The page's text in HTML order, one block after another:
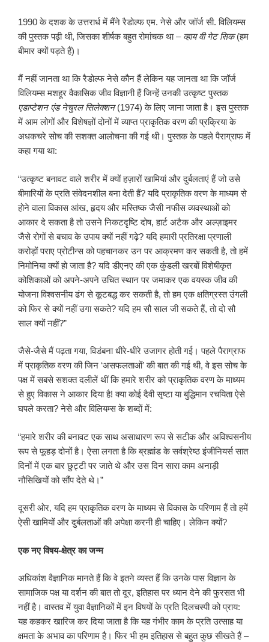
1990 के दशक के उत्तरार्ध में मैंने रैडोल्फ एम. नेसे और जॉर्ज सी. विलियम्स
की पुस्तक पढ़ी थी, जिसका शीर्षक बहुत रोमांचक था – व्हाय वी गेट सिक(हम
बीमार क्यों पड़ते हैं)।
मैं नहीं जानता था कि रैडोल्फ नेसे कौन हैं लेकिन यह जानता था कि जॉर्ज
विलियम्स मशहूर वैकासिक जीव विज्ञानी हैं जिन्हें उनकी उत्कृष्ट पुस्तक
एडाप्टेशन एंड नेचुरल सिलेक्शन(1974) के लिए जाना जाता है। इस पुस्तक
में आम लोगों और विशेषज्ञों दोनों में व्याप्त प्राकृतिक वरण की प्रक्रिया के
अधकचरे सोच की सशक्त आलोचना की गई थी। पुस्तक के पहले पैराग्राफ में
कहा गया था:
“उत्कृष्ट बनावट वाले शरीर में क्यों हज़ारों खामियां और दुर्बलताएं हैं जो उसे
बीमारियों के प्रति संवेदनशील बना देती हैं? यदि प्राकृतिक वरण के माध्यम से
होने वाला विकास आंख, हृदय और मस्तिष्क जैसी नफीस व्यवस्थाओं को
आकार दे सकता है तो उसने निकटदृष्टि दोष, हार्ट अटैक और अल्ज़ाइमर
जैसे रोगों से बचाव के उपाय क्यों नहीं गढ़े? यदि हमारी प्रतिरक्षा प्रणाली
करोड़ों पराए प्रोटीन्स को पहचानकर उन पर आक्रमण कर सकती है, तो हमें
निमोनिया क्यों हो जाता है? यदि डीएनए की एक कुंडली खरबों विशेषीकृत
कोशिकाओं को अपने-अपने उचित स्थान पर जमाकर एक वयस्क जीव की
योजना विश्वसनीय ढंग से कूटबद्ध कर सकती है, तो हम एक क्षतिग्रस्त उंगली
को फिर से क्यों नहीं उगा सकते? यदि हम सौ साल जी सकते हैं, तो दो सौ
साल क्यों नहीं?”
जैसे-जैसे मैं पढ़ता गया, विडंबना धीरे-धीरे उजागर होती गई। पहले पैराग्राफ
में प्राकृतिक वरण की जिन ‘असफलताओं’ की बात की गई थी, वे इस सोच के
पक्ष में सबसे सशक्त दलीलें थीं कि हमारे शरीर को प्राकृतिक वरण के माध्यम
से हुए विकास ने आकार दिया है! क्या कोई दैवी सृष्टा या बुद्धिमान रचयिता ऐसे
घपले करता? नेसे और विलियम्स के शब्दों में:
“हमारे शरीर की बनावट एक साथ असाधारण रूप से सटीक और अविश्वसनीय
रूप से फूहड़ दोनों है। ऐसा लगता है कि ब्रह्मांड के सर्वश्रेष्ठ इंजीनियर्स सात
दिनों में एक बार छुट्टी पर जाते थे और उस दिन सारा काम अनाड़ी
नौसिखियों को सौंप देते थे।”
दूसरी ओर, यदि हम प्राकृतिक वरण के माध्यम से विकास के परिणाम हैं तो हमें
ऐसी खामियों और दुर्बलताओं की अपेक्षा करनी ही चाहिए। लेकिन क्यों?
एक नए विषय-क्षेत्र का जन्म
अधिकांश वैज्ञानिक मानते हैं कि वे इतने व्यस्त हैं कि उनके पास विज्ञान के
सामाजिक पक्ष या दर्शन की बात तो दूर, इतिहास पर ध्यान देने की फुरसत भी
नहीं है। वास्तव में युवा वैज्ञानिकों में इन विषयों के प्रति दिलचस्पी को प्राय:
यह कहकर खारिज कर दिया जाता है कि यह गंभीर काम के प्रति उत्साह या
क्षमता के अभाव का परिणाम है। फिर भी हम इतिहास से बहुत कुछ सीखते हैं –